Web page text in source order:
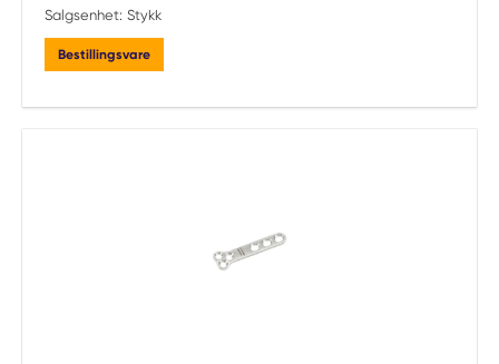
Salgsenhet: Stykk
Bestillingsvare